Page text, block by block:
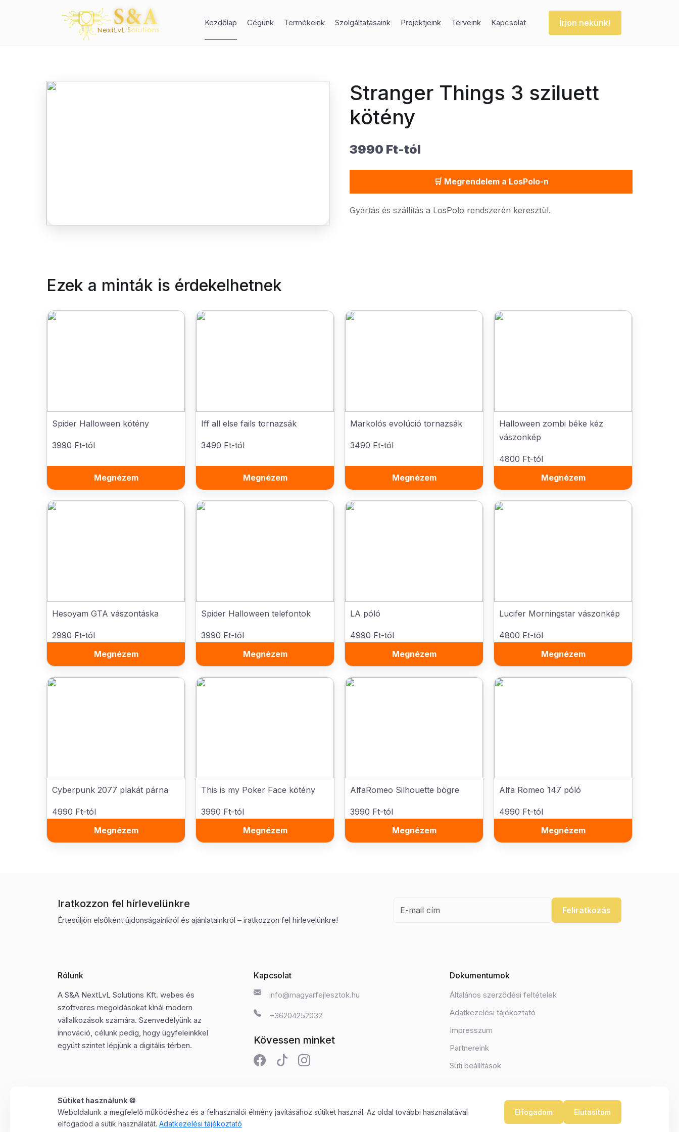
Kezdőlap Cégünk Termékeink Szolgáltatásaink Projektjeink Terveink Kapcsolat Írjon nekünk!
Stranger Things 3 sziluett
kötény
3990 Ft-tól
🛒 Megrendelem a LosPolo-n
Gyártás és szállítás a LosPolo rendszerén keresztül.
Ezek a minták is érdekelhetnek
Spider Halloween kötény
3990 Ft-tól
Megnézem
Iff all else fails tornazsák
3490 Ft-tól
Megnézem
Markolós evolúció tornazsák
3490 Ft-tól
Megnézem
Halloween zombi béke kéz
vászonkép
4800 Ft-tól
Megnézem
Hesoyam GTA vászontáska
2990 Ft-tól
Megnézem
Spider Halloween telefontok
3990 Ft-tól
Megnézem
LA póló
4990 Ft-tól
Megnézem
Lucifer Morningstar vászonkép
4800 Ft-tól
Megnézem
Cyberpunk 2077 plakát párna
4990 Ft-tól
Megnézem
This is my Poker Face kötény
3990 Ft-tól
Megnézem
AlfaRomeo Silhouette bögre
3990 Ft-tól
Megnézem
Alfa Romeo 147 póló
4990 Ft-tól
Megnézem
Iratkozzon fel hírlevelünkre
Értesüljön elsőként újdonságainkról és ajánlatainkról – iratkozzon fel hírlevelünkre!
Feliratkozás
Rólunk
A S&A NextLvL Solutions Kft. webes és
szoftveres megoldásokat kínál modern
vállalkozások számára. Szenvedélyünk az
innováció, célunk pedig, hogy ügyfeleinkkel
együtt szintet lépjünk a digitális térben.
Kapcsolat
info@magyarfejlesztok.hu
+36204252032
Kövessen minket
Dokumentumok
Általános szerződési feltételek
Adatkezelési tájékoztató
Impresszum
Partnereink
Süti beállítások
©2025 Minden jog fenntartva. S&A NextLvL Solutions Kft.
Sütiket használunk 🍪
Weboldalunk a megfelelő működéshez és a felhasználói élmény javításához sütiket használ. Az oldal további használatával
elfogadod a sütik használatát. Adatkezelési tájékoztató
Elfogadom Elutasítom